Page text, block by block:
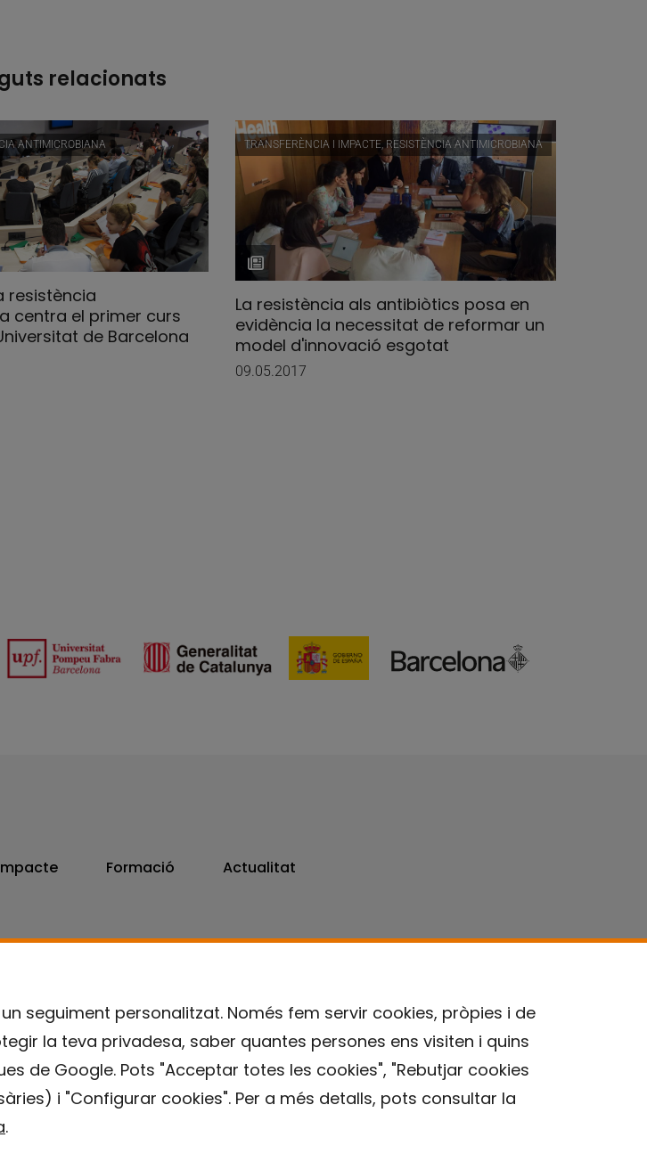
relacionats
ANTIMICROBIANA
resistència
centra el primer curs
de Barcelona
TRANSFERÈNCIA I IMPACTE, RESISTÈNCIA ANTIMICROBIANA
La resistència als antibiòtics posa en
evidència la necessitat de reformar un
model d'innovació esgotat
09.05.2017
seguiment personalitzat. Només fem servir cookies, pròpies i de
la teva privadesa, saber quantes persones ens visiten i quins
de Google. Pots "Acceptar totes les cookies", "Rebutjar cookies
i "Configurar cookies". Per a més detalls, pots consultar la
.
Formació Actualitat
Contacte
Avís legal Política de privacitat Política de Cookies